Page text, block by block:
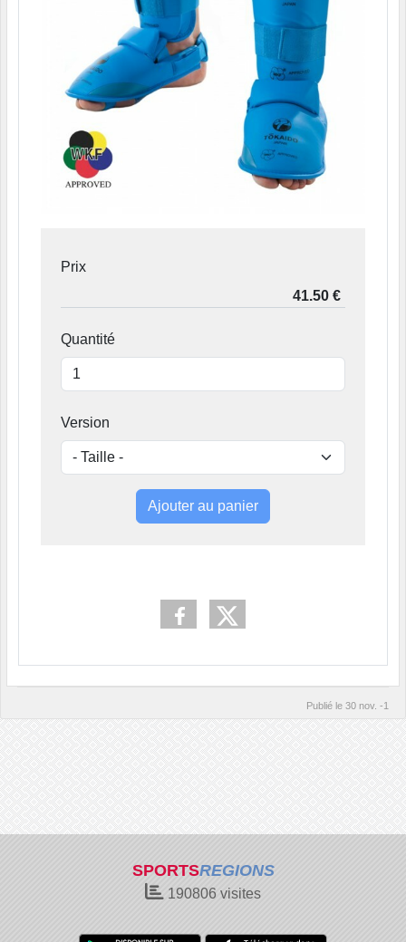
Prix
Quantité
Version
Ajouter au panier
Publié le 30 nov. -1
SPORTSREGIONS
190806 visites